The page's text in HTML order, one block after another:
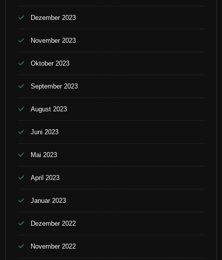
Dezember 2023
November 2023
Oktober 2023
September 2023
August 2023
Juni 2023
Mai 2023
April 2023
Januar 2023
Dezember 2022
November 2022